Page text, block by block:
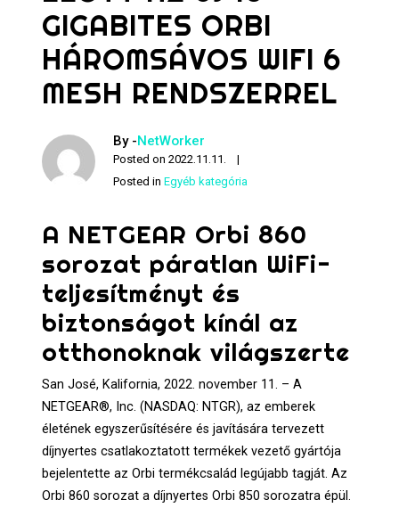
GIGABITES ORBI
HÁROMSÁVOS WIFI 6
MESH RENDSZERREL
By -NetWorker
Posted on2022.11.11.
Posted inEgyéb kategória
A NETGEAR Orbi 860
sorozat páratlan WiFi-
teljesítményt és
biztonságot kínál az
otthonoknak világszerte
San José, Kalifornia, 2022. november 11. – A
NETGEAR®, Inc. (NASDAQ: NTGR), az emberek
életének egyszerűsítésére és javítására tervezett
díjnyertes csatlakoztatott termékek vezető gyártója
bejelentette az Orbi termékcsalád legújabb tagját. Az
Orbi 860 sorozat a díjnyertes Orbi 850 sorozatra épül.